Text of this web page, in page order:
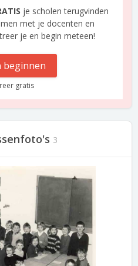
je scholen terugvinden
met je docenten en
je en begin meteen!
beginnen
gratis
3